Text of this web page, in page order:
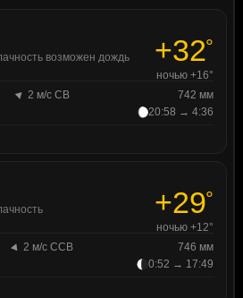
возможен дождь +32°
ночью +16°
2 м/с СВ
742 мм
20:58 → 4:36
+29°
ночью +12°
2 м/с ССВ
746 мм
0:52 → 17:49